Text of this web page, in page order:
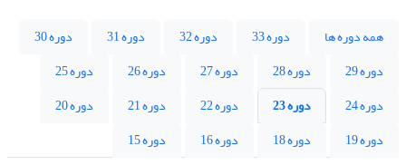
همه دوره ها دوره 33 دوره 32 دوره 31
دوره 30
دوره 29
دوره 28 دوره 27 دوره 26
دوره 25
دوره 24
دوره 23 دوره 22 دوره 21
دوره 20
دوره 19
دوره 18 دوره 16
دوره 15